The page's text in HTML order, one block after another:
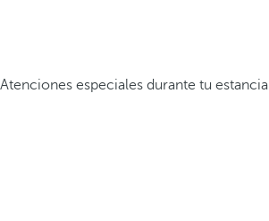
Atenciones especiales durante tu estancia